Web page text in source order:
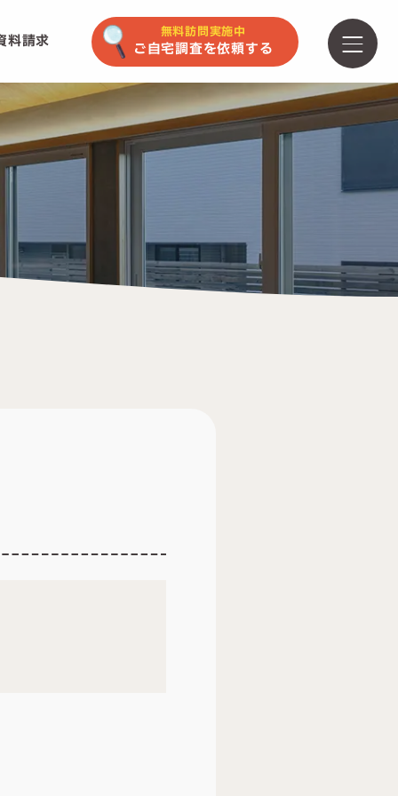
料請求 無料訪問実施中
ご自宅調査を依頼する